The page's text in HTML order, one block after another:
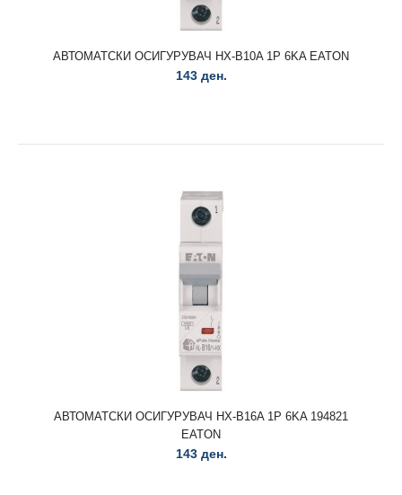
АВТОМАТСКИ ОСИГУРУВАЧ FAZ D 10A 1P 278580 EATON
909 ден.
АВТОМАТСКИ ОСИГУРУВАЧ HX-B10A 1P 6KA EATON
143 ден.
АВТОМАТСКИ ОСИГУРУВАЧ HX-B16A 1P 6KA 194821
EATON
143 ден.